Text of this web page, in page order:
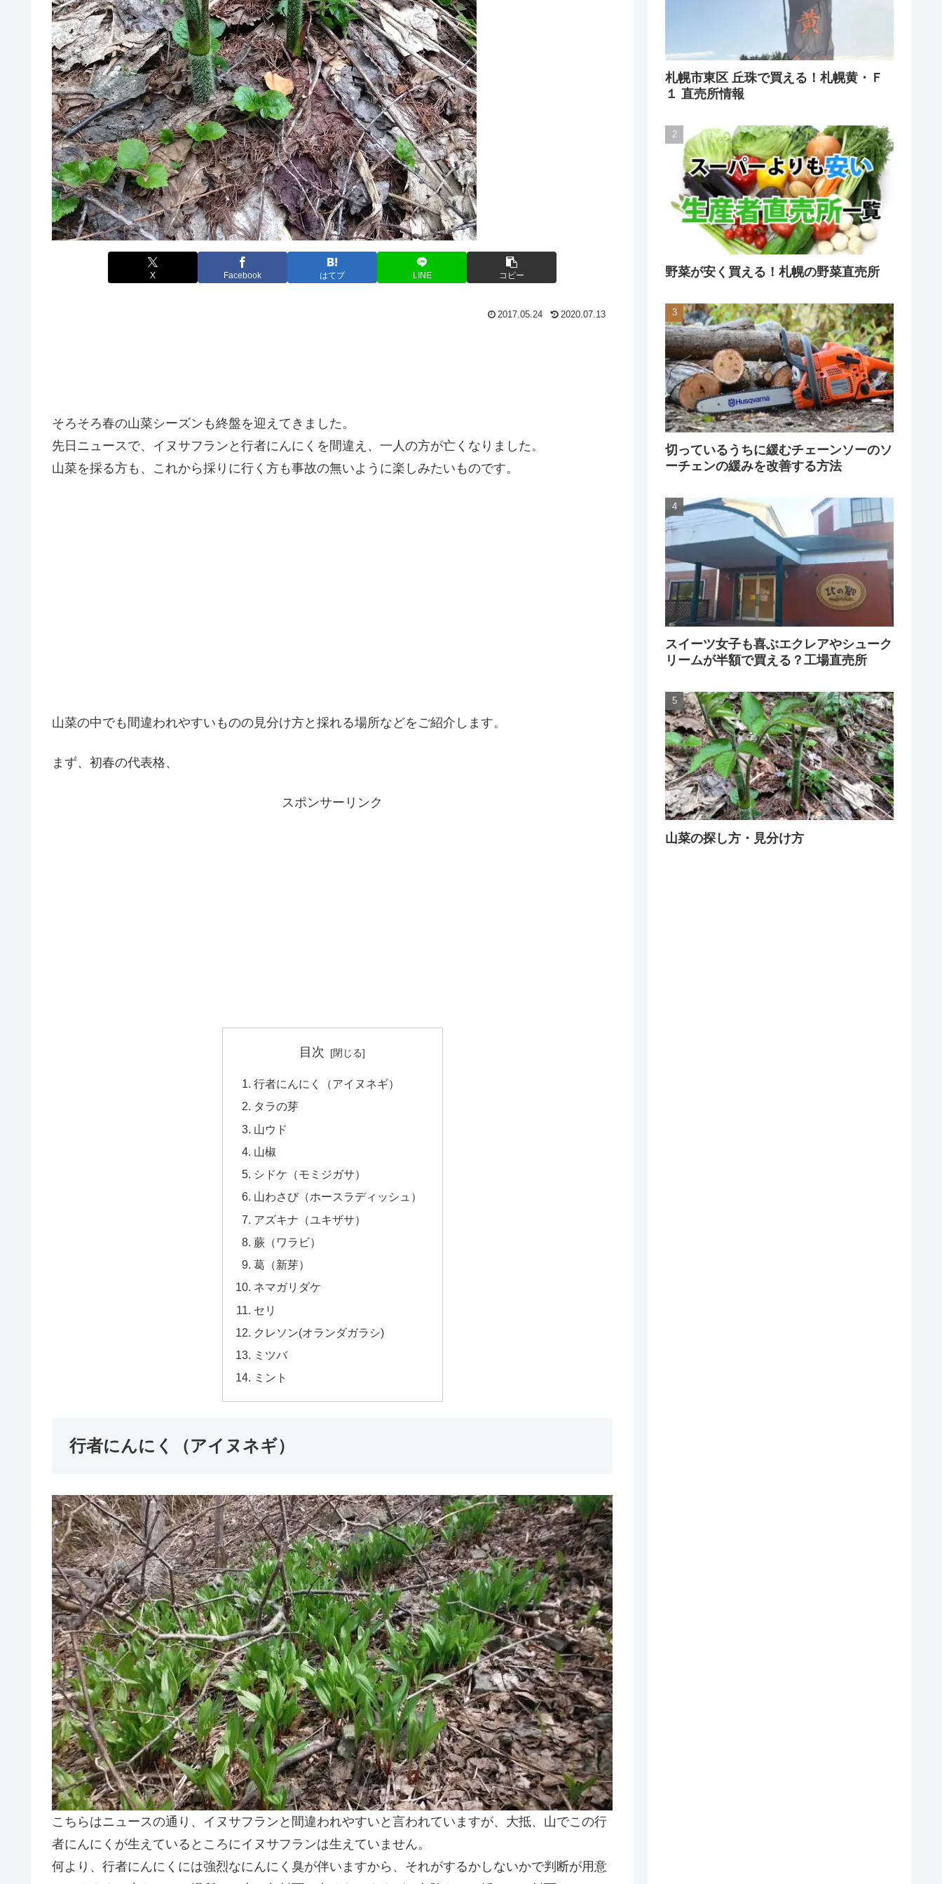
X Facebook はてブ LINE コピー
2017.05.24 2020.07.13
そろそろ春の山菜シーズンも終盤を迎えてきました。
先日ニュースで、イヌサフランと行者にんにくを間違え、一人の方が亡くなりました。
山菜を採る方も、これから採りに行く方も事故の無いように楽しみたいものです。
山菜の中でも間違われやすいものの見分け方と採れる場所などをご紹介します。
まず、初春の代表格、
スポンサーリンク
目次
行者にんにく（アイヌネギ）
タラの芽
山ウド
山椒
シドケ（モミジガサ）
山わさび（ホースラディッシュ）
アズキナ（ユキザサ）
蕨（ワラビ）
葛（新芽）
ネマガリダケ
セリ
クレソン(オランダガラシ)
ミツバ
ミント
行者にんにく（アイヌネギ）
こちらはニュースの通り、イヌサフランと間違われやすいと言われていますが、大抵、山でこの行
者にんにくが生えているところにイヌサフランは生えていません。
何より、行者にんにくには強烈なにんにく臭が伴いますから、それがするかしないかで判断が用意
札幌市東区 丘珠で買える！札幌黄・Ｆ
１ 直売所情報
野菜が安く買える！札幌の野菜直売所
切っているうちに緩むチェーンソーのソ
ーチェンの緩みを改善する方法
スイーツ女子も喜ぶエクレアやシューク
リームが半額で買える？工場直売所
山菜の探し方・見分け方